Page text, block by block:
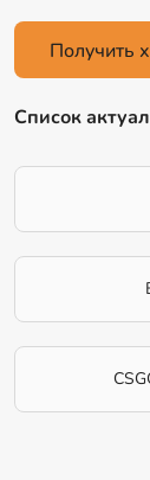
Получить
Список